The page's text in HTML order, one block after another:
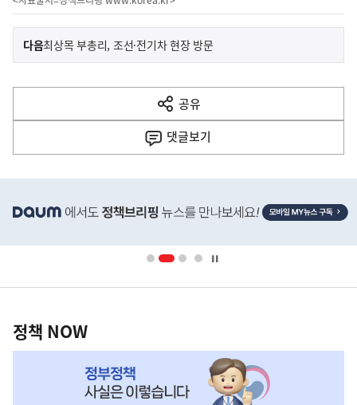
이
전
다
음
다음기
최상목 부총리, 조선·전기차 현장 방문
공유
열
기
댓글보기
단
영
책
NOW,
정책 NOW